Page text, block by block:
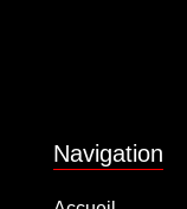
Navigation